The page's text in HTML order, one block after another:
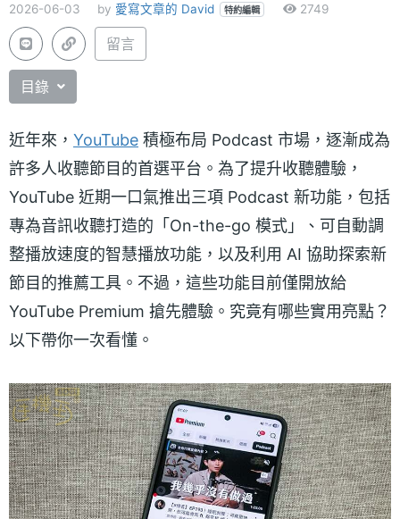
2026-06-03 by 愛寫文章的 David 特約編輯 2749
留言
目錄
近年來， YouTube 積極布局 Podcast 市場，逐漸成為
許多人收聽節目的首選平台。為了提升收聽體驗，
YouTube 近期一口氣推出三項 Podcast 新功能，包括
專為音訊收聽打造的「On-the-go 模式」、可自動調
整播放速度的智慧播放功能，以及利用 AI 協助探索新
節目的推薦工具。不過，這些功能目前僅開放給
YouTube Premium 搶先體驗。究竟有哪些實用亮點？
以下帶你一次看懂。